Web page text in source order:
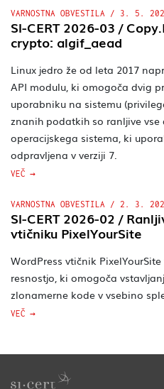
VARNOSTNA OBVESTILA / 3. 5.
SI-CERT 2026-03 /
crypto: algif_aead
Linux jedro že od leta 2017
API modulu, ki omogoča dvig
uporabniku na sistemu
znanih podatkih so ranljive vse
operacijskega sistema, ki
odpravljena v verziji 7.
VEČ
VARNOSTNA OBVESTILA / 2. 3.
SI-CERT 2026-02 /
vtičniku PixelYourSite
WordPress vtičnik
resnostjo, ki omogoča
zlonamerne kode v vsebino
VEČ